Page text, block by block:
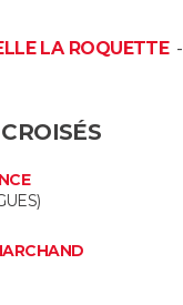
LA ROQUETTE-